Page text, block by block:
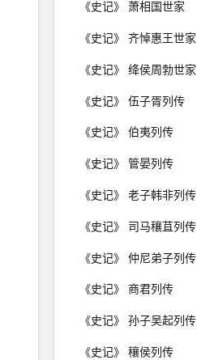
《史记》 萧相国世家
《史记》 齐悼惠王世家
《史记》 绛侯周勃世家
《史记》 伍子胥列传
《史记》 伯夷列传
《史记》 管晏列传
《史记》 老子韩非列传
《史记》 司马穰苴列传
《史记》 仲尼弟子列传
《史记》 商君列传
《史记》 孙子吴起列传
《史记》 穰侯列传